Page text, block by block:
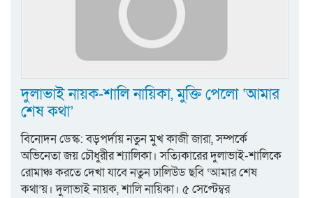
দুলাভাই নায়ক-শালি নায়িকা, মুক্তি পেলো ‘আমার
শেষ কথা’
বিনোদন ডেস্ক: বড়পর্দায় নতুন মুখ কাজী জারা, সম্পর্কে
অভিনেতা জয় চৌধুরীর শ্যালিকা। সত্যিকারের দুলাভাই-শালিকে
রোমাঞ্চ করতে দেখা যাবে নতুন ঢালিউড ছবি ‘আমার শেষ
কথা’য়। দুলাভাই নায়ক, শালি নায়িকা। ৫ সেপ্টেম্বর